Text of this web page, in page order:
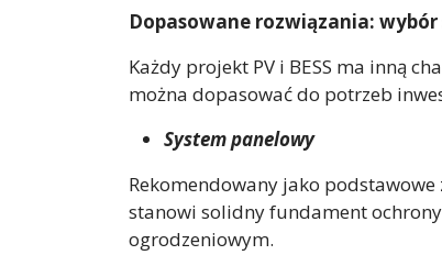
Dopasowane rozwiązania:
Każdy projekt PV i BESS ma inną
można dopasować do potrzeb
System panelowy
Rekomendowany jako
stanowi solidny fundament
ogrodzeniowym.